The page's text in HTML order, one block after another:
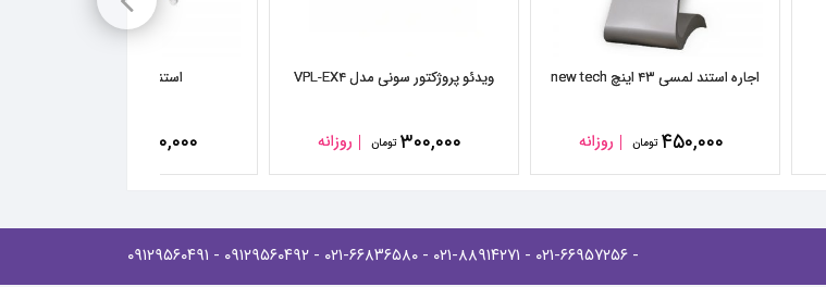
اجاره استند لمسی ۴۳ اینچ new tech
۴۵۰,۰۰۰ تومان روزانه
ویدئو پروژکتور سونی مدل VPL-EX۴
۳۰۰,۰۰۰ تومان روزانه
استند ۱ متری LCD
۱۲۰,۰۰۰
- ۰۲۱-۶۶۹۵۷۲۵۶ - ۰۲۱-۸۸۹۱۴۲۷۱ - ۰۲۱-۶۶۸۳۶۵۸۰ - ۰۹۱۲۹۵۶۰۴۹۲ - ۰۹۱۲۹۵۶۰۴۹۱